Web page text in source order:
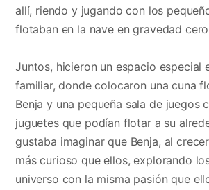
allí, riendo y jugando con los
flotaban en la nave en gravedad
Juntos, hicieron un espacio especial
familiar, donde colocaron una cuna
Benja y una pequeña sala de juegos
juguetes que podían flotar a su
gustaba imaginar que Benja, al
más curioso que ellos, explorando
universo con la misma pasión que